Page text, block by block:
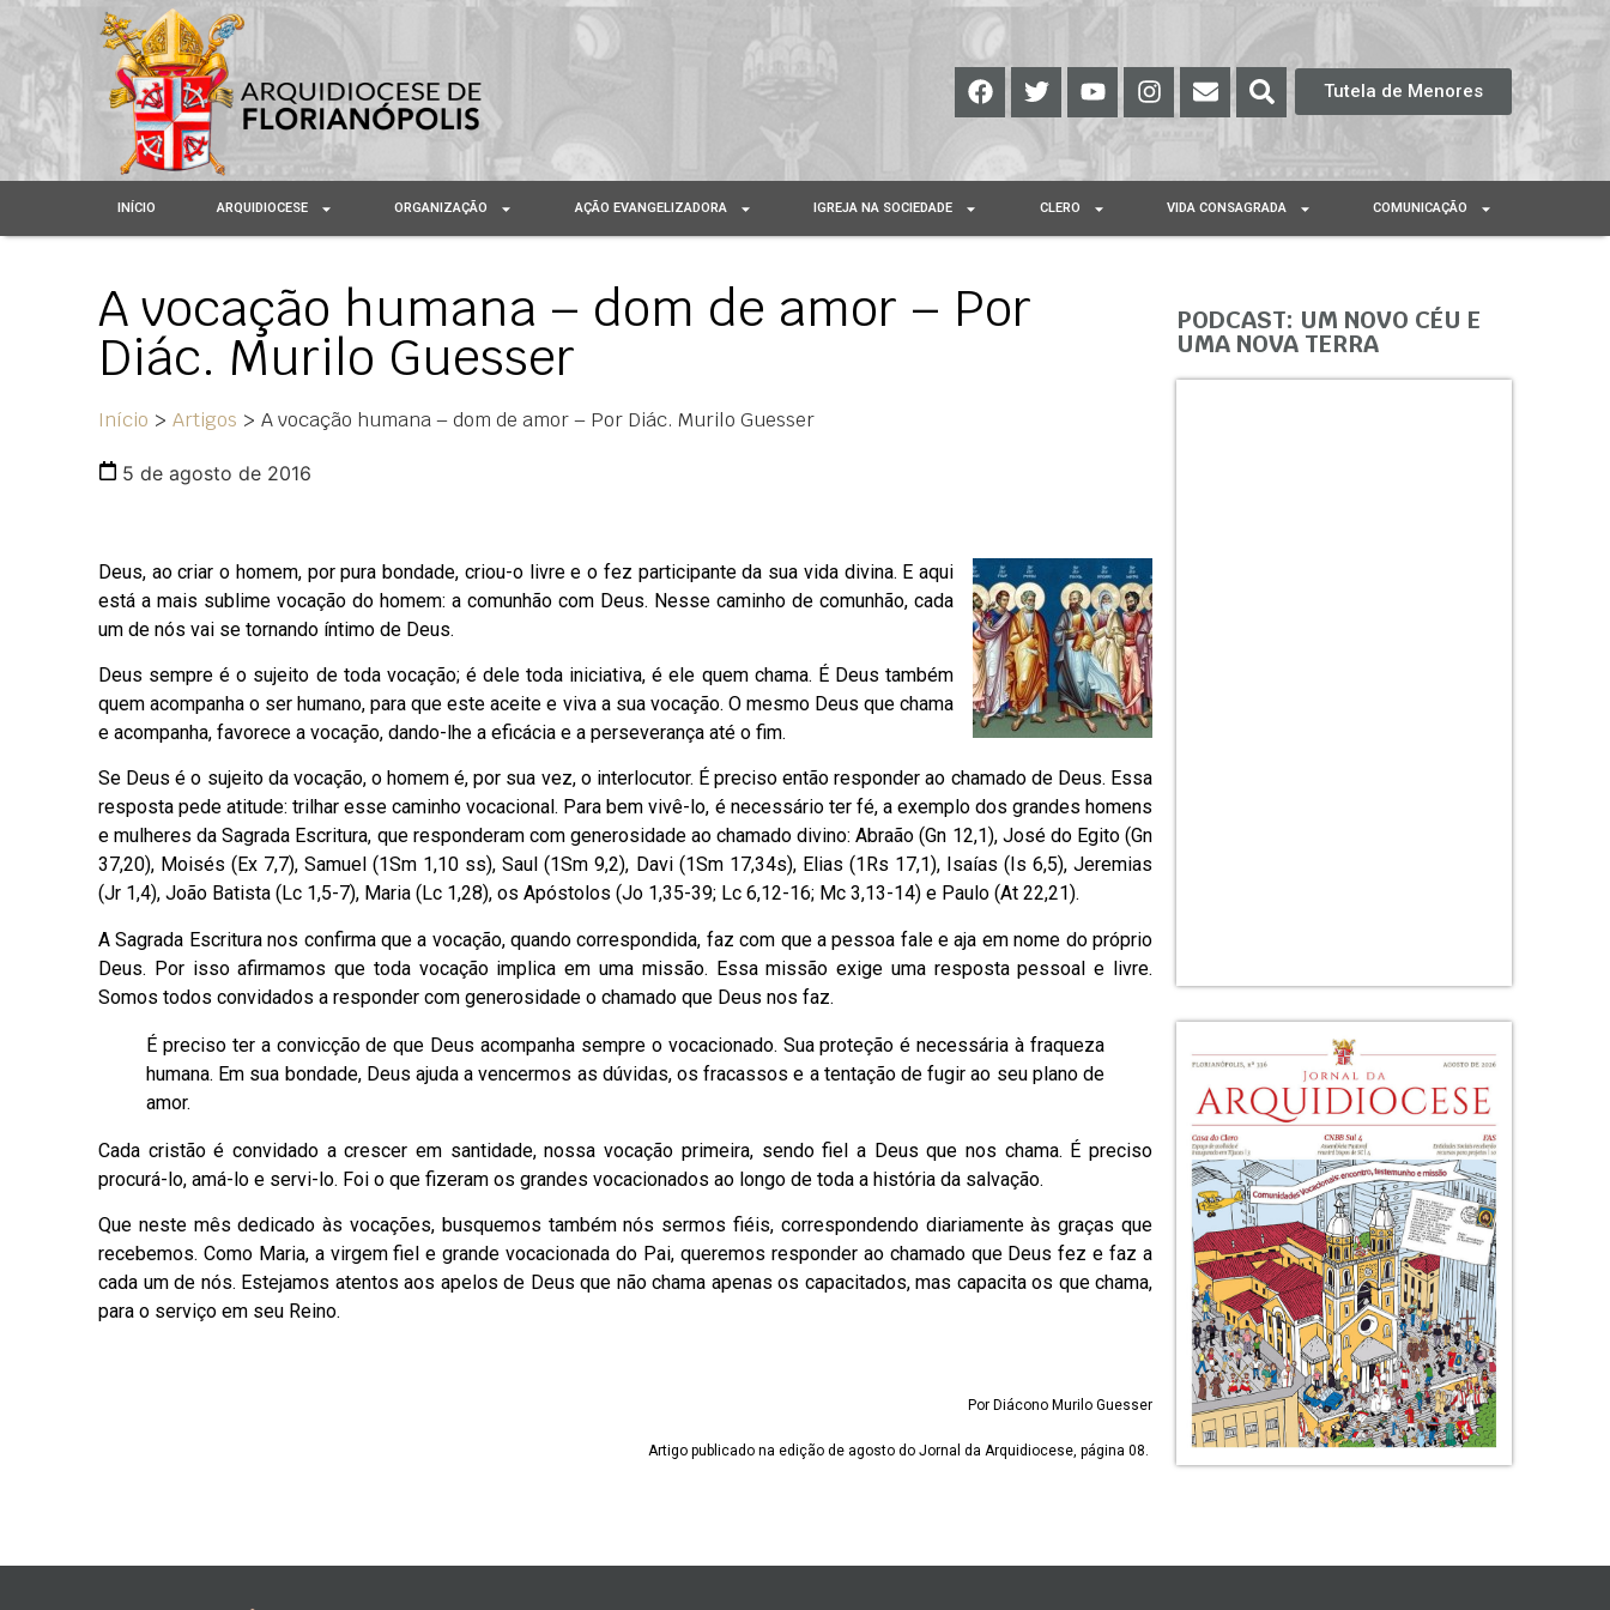
Tutela de Menores
INÍCIO ARQUIDIOCESE ORGANIZAÇÃO AÇÃO EVANGELIZADORA IGREJA NA SOCIEDADE CLERO VIDA CONSAGRADA COMUNICAÇÃO
A vocação humana – dom de amor – Por
Diác. Murilo Guesser
Início > Artigos > A vocação humana – dom de amor – Por Diác. Murilo Guesser
5 de agosto de 2016
Deus, ao criar o homem, por pura bondade, criou-o livre e o fez participante da sua vida divina. E aqui
está a mais sublime vocação do homem: a comunhão com Deus. Nesse caminho de comunhão, cada
um de nós vai se tornando íntimo de Deus.
Deus sempre é o sujeito de toda vocação; é dele toda iniciativa, é ele quem chama. É Deus também
quem acompanha o ser humano, para que este aceite e viva a sua vocação. O mesmo Deus que chama
e acompanha, favorece a vocação, dando-lhe a eficácia e a perseverança até o fim.
Se Deus é o sujeito da vocação, o homem é, por sua vez, o interlocutor. É preciso então responder ao chamado de Deus. Essa
resposta pede atitude: trilhar esse caminho vocacional. Para bem vivê-lo, é necessário ter fé, a exemplo dos grandes homens
e mulheres da Sagrada Escritura, que responderam com generosidade ao chamado divino: Abraão (Gn 12,1), José do Egito (Gn
37,20), Moisés (Ex 7,7), Samuel (1Sm 1,10 ss), Saul (1Sm 9,2), Davi (1Sm 17,34s), Elias (1Rs 17,1), Isaías (Is 6,5), Jeremias
(Jr 1,4), João Batista (Lc 1,5-7), Maria (Lc 1,28), os Apóstolos (Jo 1,35-39; Lc 6,12-16; Mc 3,13-14) e Paulo (At 22,21).
A Sagrada Escritura nos confirma que a vocação, quando correspondida, faz com que a pessoa fale e aja em nome do próprio
Deus. Por isso afirmamos que toda vocação implica em uma missão. Essa missão exige uma resposta pessoal e livre.
Somos todos convidados a responder com generosidade o chamado que Deus nos faz.
É preciso ter a convicção de que Deus acompanha sempre o vocacionado. Sua proteção é necessária à fraqueza
humana. Em sua bondade, Deus ajuda a vencermos as dúvidas, os fracassos e a tentação de fugir ao seu plano de
amor.
Cada cristão é convidado a crescer em santidade, nossa vocação primeira, sendo fiel a Deus que nos chama. É preciso
procurá-lo, amá-lo e servi-lo. Foi o que fizeram os grandes vocacionados ao longo de toda a história da salvação.
Que neste mês dedicado às vocações, busquemos também nós sermos fiéis, correspondendo diariamente às graças que
recebemos. Como Maria, a virgem fiel e grande vocacionada do Pai, queremos responder ao chamado que Deus fez e faz a
cada um de nós. Estejamos atentos aos apelos de Deus que não chama apenas os capacitados, mas capacita os que chama,
para o serviço em seu Reino.
Por Diácono Murilo Guesser
Artigo publicado na edição de agosto do Jornal da Arquidiocese, página 08.
PODCAST: UM NOVO CÉU E
UMA NOVA TERRA